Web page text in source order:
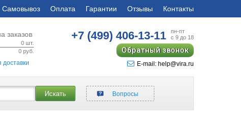
Самовывоз Оплата Гарантии Отзывы Контакты
заказов
0 шт.
0 руб.
доставки
+7 (499)406-13-11
пн-пт
с 9 до 18
Обратный звонок
E-mail: help@vira.ru
Искать Вопросы